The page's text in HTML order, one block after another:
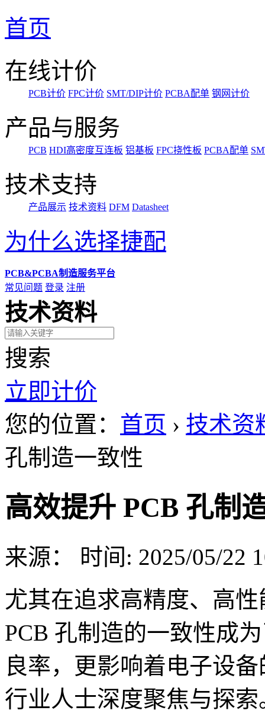
首页
在线计价
PCB计价 FPC计价 SMT/DIP计价 PCBA配单 钢网计价
产品与服务
PCB HDI高密度互连板 铝基板 FPC挠性板 PCBA配单
技术支持
产品展示 技术资料 DFM Datasheet
为什么选择捷配
PCB&PCBA制造服务平台
常见问题 登录 注册
技术资料
搜索
立即计价
您的位置： 首页 › 技术资
孔制造一致性
高效提升 PCB 孔制
来源：
时间: 2025/05/22
尤其在追求高精度、高
PCB 孔制造的一致性成
良率，更影响着电子设
行业人士深度聚焦与探索